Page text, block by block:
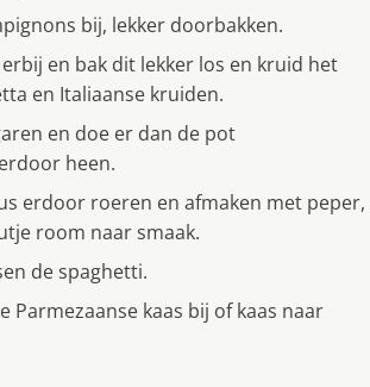
bij, lekker doorbakken.
en bak dit lekker los en kruid het
en Italiaanse kruiden.
en doe er dan de pot
heen.
erdoor roeren en afmaken met peper,
room naar smaak.
de spaghetti.
Parmezaanse kaas bij of kaas naar